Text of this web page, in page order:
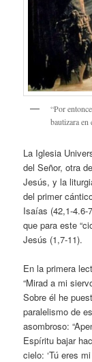
“Por
bautizara en
La Iglesia
del Señor, otra
Jesús, y la
del primer
Isaías (42,1-4.6-
que para este
Jesús (1,7-11).
En la primera
“Mirad a mi
Sobre él he
paralelismo de
asombroso:
Espíritu bajar
cielo: ‘Tú eres